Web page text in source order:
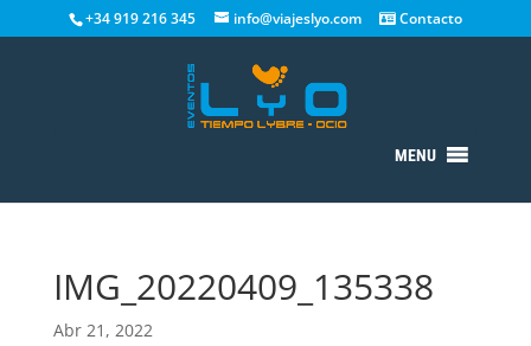
+34 919 216 345 info@viajeslyo.com Contacto
MENU
IMG_20220409_135338
Abr 21, 2022